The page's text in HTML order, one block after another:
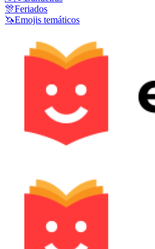
🎊Feriados
🦄Emojis temáticos